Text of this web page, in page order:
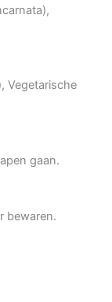
Vegetarische
gaan.
bewaren.